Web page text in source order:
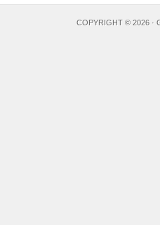
COPYRIGHT © 2026 ·